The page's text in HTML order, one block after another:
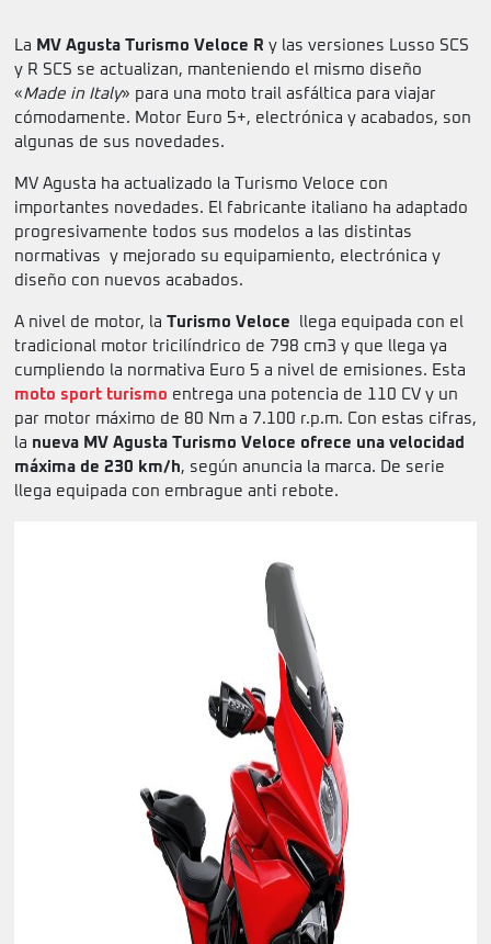
La MV Agusta Turismo Veloce R y las versiones Lusso SCS
y R SCS se actualizan, manteniendo el mismo diseño
«Made in Italy» para una moto trail asfáltica para viajar
cómodamente. Motor Euro 5+, electrónica y acabados, son
algunas de sus novedades.
MV Agusta ha actualizado la Turismo Veloce con
importantes novedades. El fabricante italiano ha adaptado
progresivamente todos sus modelos a las distintas
normativas y mejorado su equipamiento, electrónica y
diseño con nuevos acabados.
A nivel de motor, la Turismo Veloce
llega equipada con el
tradicional motor tricilíndrico de 798 cm3 y que llega ya
cumpliendo la normativa Euro 5 a nivel de emisiones. Esta
moto sport turismo entrega una potencia de 110 CV y un
par motor máximo de 80 Nm a 7.100 r.p.m. Con estas cifras,
la nueva MV Agusta Turismo Veloce ofrece una velocidad
máxima de 230 km/h, según anuncia la marca. De serie
llega equipada con embrague anti rebote.